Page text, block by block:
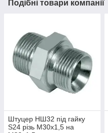
Подібні товари компанії
Штуцер НШ32 під гайку
S24 різь М30х1,5 на